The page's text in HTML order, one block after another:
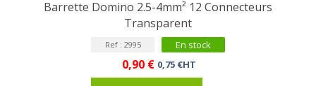
Barrette Domino 2.5-4mm² 12 Connecteurs
Transparent
Ref : 2995 En stock
0,90 € 0,75 €HT